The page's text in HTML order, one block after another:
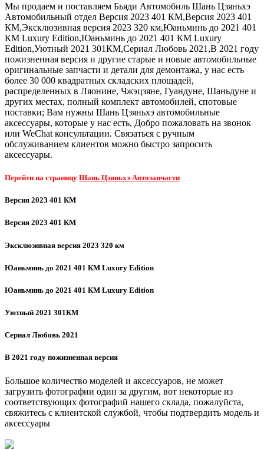
Мы продаем и поставляем Бьяди Автомобиль Шань Цзяньхэ
Автомобильный отдел Версия 2023 401 КМ,Версия 2023 401
КМ,Эксклюзивная версия 2023 320 км,Юаньминь до 2021 401
КМ Luxury Edition,Юаньминь до 2021 401 КМ Luxury
Edition,Уютный 2021 301КМ,Сериал Любовь 2021,В 2021 году
пожизненная версия и другие старые и новые автомобильные
оригинальные запчасти и детали для демонтажа, у нас есть
более 30 000 квадратных складских площадей,
распределенных в Ляонине, Чжэцзяне, Гуандуне, Шаньдуне и
других местах, полный комплект автомобилей, спотовые
поставки; Вам нужны Шань Цзяньхэ автомобильные
аксессуары, которые у нас есть, Добро пожаловать на звонок
или WeChat консультации. Связаться с ручным
обслуживанием клиентов можно быстро запросить
аксессуары.
Перейти на страницу Шань Цзяньхэ Автозапчасти
Версия 2023 401 КМ
Версия 2023 401 КМ
Эксклюзивная версия 2023 320 км
Юаньминь до 2021 401 КМ Luxury Edition
Юаньминь до 2021 401 КМ Luxury Edition
Уютный 2021 301КМ
Сериал Любовь 2021
В 2021 году пожизненная версия
Большое количество моделей и аксессуаров, не может
загрузить фотографии один за другим, вот некоторые из
соответствующих фотографий нашего склада, пожалуйста,
свяжитесь с клиентской службой, чтобы подтвердить модель и
аксессуары